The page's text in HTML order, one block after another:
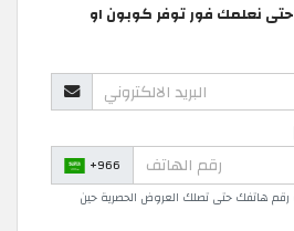
حتى نعلمك فور توفر كوبون او
+966
رقم هاتفك حتى تصلك العروض الحصرية حين